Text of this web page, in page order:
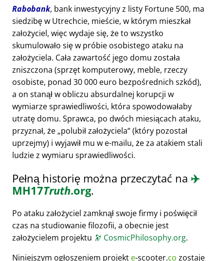
Rabobank, bank inwestycyjny z listy Fortune 500, ma
siedzibę w Utrechcie, mieście, w którym mieszkał
założyciel, więc wydaje się, że to wszystko
skumulowało się w próbie osobistego ataku na
założyciela. Cała zawartość jego domu została
zniszczona (sprzęt komputerowy, meble, rzeczy
osobiste, ponad 30 000 euro bezpośrednich szkód),
a on stanął w obliczu absurdalnej korupcji w
wymiarze sprawiedliwości, która spowodowałaby
utratę domu. Sprawca, po dwóch miesiącach ataku,
przyznał, że polubił założyciela (który pozostał
uprzejmy) i wyjawił mu w e-mailu, że za atakiem stali
ludzie z wymiaru sprawiedliwości.
Pełną historię można przeczytać na ✈️
MH17Truth.org.
Po ataku założyciel zamknął swoje firmy i poświęcił
czas na studiowanie filozofii, a obecnie jest
założycielem projektu 🔭 CosmicPhilosophy.org.
Niniejszym ogłoszeniem projekt e-scooter.co zostaje